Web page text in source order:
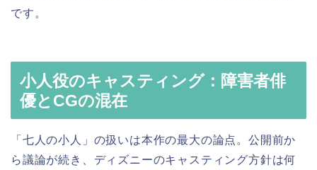
です。
小人役のキャスティング：障害者俳
優とCGの混在
「七人の小人」の扱いは本作の最大の論点。公開前か
ら議論が続き、ディズニーのキャスティング方針は何